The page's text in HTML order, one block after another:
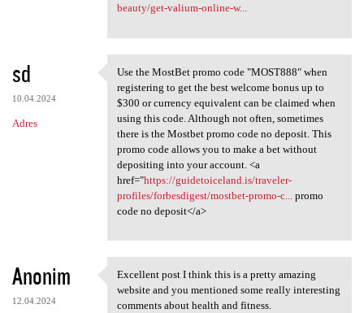
beauty/get-valium-online-w...
sd
10.04.2024
Adres
Use the MostBet promo code
Use the MostBet promo code "MOST888" when
registering to get the best welcome bonus up to
$300 or currency equivalent can be claimed when
using this code. Although not often, sometimes
there is the Mostbet promo code no deposit. This
promo code allows you to make a bet without
depositing into your account. <a
href="https://guidetoiceland.is/traveler-
profiles/forbesdigest/mostbet-promo-c...
promo
code no deposit</a>
Anonim
12.04.2024
Excellent post I think this
Excellent post I think this is a pretty amazing
website and you mentioned some really interesting
comments about health and fitness.